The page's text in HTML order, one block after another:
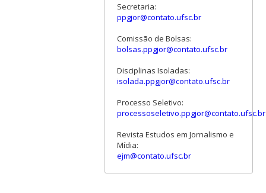
Secretaria:
ppgjor@contato.ufsc.br
Comissão de Bolsas:
bolsas.ppgjor@contato.ufsc.br
Disciplinas Isoladas:
isolada.ppgjor@contato.ufsc.br
Processo Seletivo:
processoseletivo.ppgjor@contato.ufsc.br
Revista Estudos em Jornalismo e
Mídia:
ejm@contato.ufsc.br